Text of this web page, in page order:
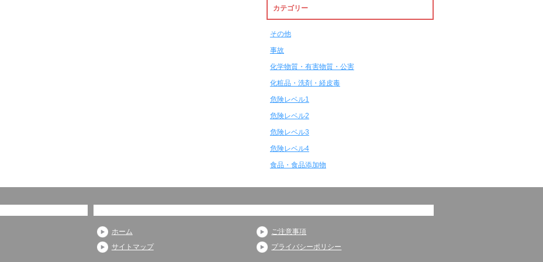
カテゴリー
その他
事故
化学物質・有害物質・公害
化粧品・洗剤・経皮毒
危険レベル1
危険レベル2
危険レベル3
危険レベル4
食品・食品添加物
ホーム
サイトマップ
ご注意事項
プライバシーポリシー